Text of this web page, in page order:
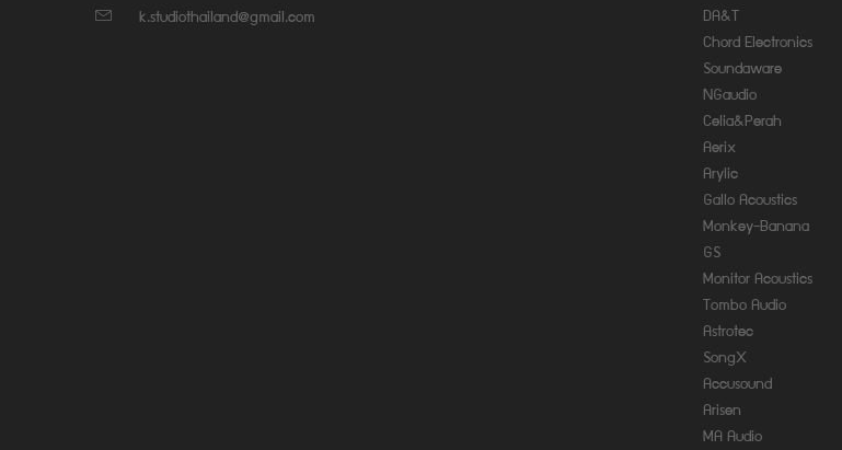
k.studiothailand@gmail.com
DA&T
Chord Electronics
Soundaware
NGaudio
Celia&Perah
Aerix
Arylic
Gallo Acoustics
Monkey-Banana
GS
Monitor Acoustics
Tombo Audio
Astrotec
SongX
Accusound
Arisen
MA Audio